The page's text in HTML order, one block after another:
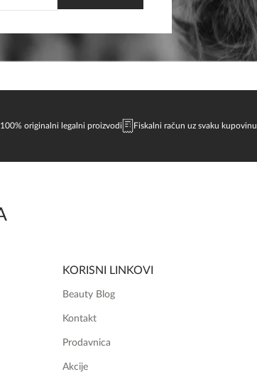
100% originalni legalni proizvodi Fiskalni račun uz svaku kupovinu
KORISNI LINKOVI
Beauty Blog
Kontakt
Prodavnica
Akcije